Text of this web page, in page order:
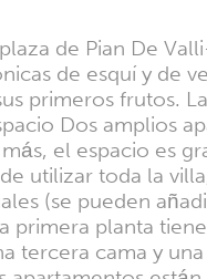
de Pian De
de esquí y de
primeros frutos.
Dos amplios
el espacio es
utilizar toda la
(se pueden
planta
tercera cama y